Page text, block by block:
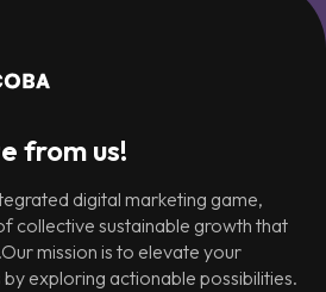
from us!
digital marketing game,
collective sustainable growth that
mission is to elevate your
by exploring actionable possibilities.